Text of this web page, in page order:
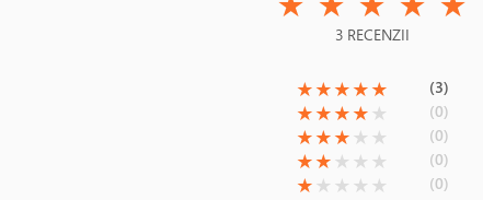
3 RECENZII
(*)
★(*)
★(*)
★(*)
★(*)
★ (3)
(*)
★(*)
★(*)
★(*)
★ ( )
★ (0)
(*)
★(*)
★(*)
★ ( )
★ ( )
★ (0)
(*)
★(*)
★ ( )
★ ( )
★ ( )
★ (0)
(*)
★ ( )
★ ( )
★ ( )
★ ( )
★ (0)